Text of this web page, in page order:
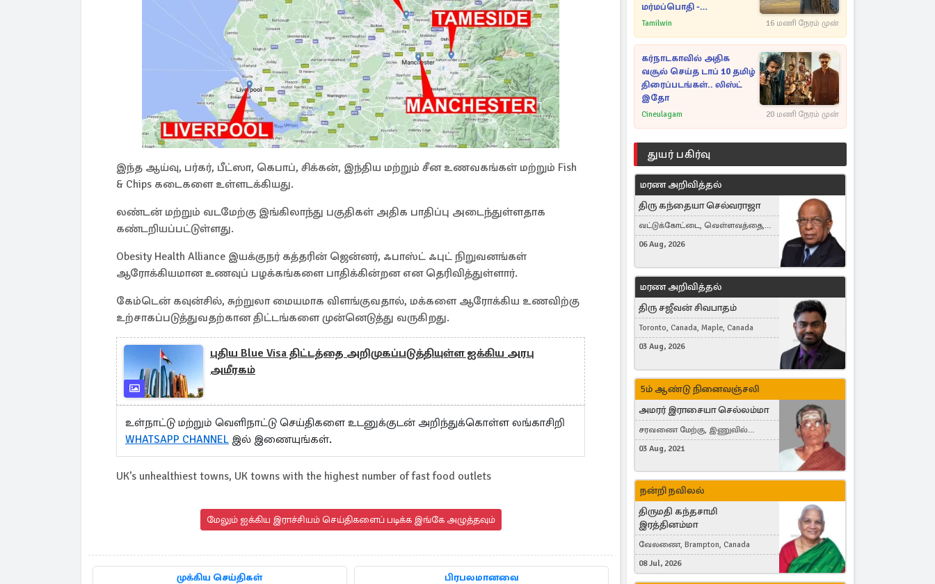
இந்த ஆய்வு, பர்கர், பீட்ஸா, கெபாப், சிக்கன், இந்திய மற்றும் சீன உணவகங்கள் மற்றும் Fish
& Chips கடைகளை உள்ளடக்கியது.
லண்டன் மற்றும் வடமேற்கு இங்கிலாந்து பகுதிகள் அதிக பாதிப்பு அடைந்துள்ளதாக
கண்டறியப்பட்டுள்ளது.
Obesity Health Alliance இயக்குநர் கத்தரின் ஜென்னர், ஃபாஸ்ட் ஃபுட் நிறுவனங்கள்
ஆரோக்கியமான உணவுப் பழக்கங்களை பாதிக்கின்றன என தெரிவித்துள்ளார்.
கேம்டென் கவுன்சில், சுற்றுலா மையமாக விளங்குவதால், மக்களை ஆரோக்கிய உணவிற்கு
உற்சாகப்படுத்துவதற்கான திட்டங்களை முன்னெடுத்து வருகிறது.
புதிய Blue Visa திட்டத்தை அறிமுகப்படுத்தியுள்ள ஐக்கிய அரபு
அமீரகம்
உள்நாட்டு மற்றும் வெளிநாட்டு செய்திகளை உடனுக்குடன் அறிந்துக்கொள்ள லங்காசிறி
WHATSAPP CHANNEL இல் இணையுங்கள்.
UK’s unhealthiest towns, UK towns with the highest number of fast food outlets
மேலும் ஐக்கிய இராச்சியம் செய்திகளைப் படிக்க இங்கே அழுத்தவும்
முக்கிய செய்திகள் பிரபலமானவை
மர்மப்பொதி -
பின்னணியில் வெளியான
Tamilwin 16 மணி நேரம் முன்
கர்நாடகாவில் அதிக
வசூல் செய்த டாப் 10 தமிழ்
திரைப்படங்கள்.. லிஸ்ட்
இதோ
Cineulagam 20 மணி நேரம் முன்
துயர் பகிர்வு
மரண அறிவித்தல்
திரு கந்தையா செல்வராஜா
வட்டுக்கோட்டை, வெள்ளவத்தை,
Toronto, Canada
06 Aug, 2026
மரண அறிவித்தல்
திரு சஜீவன் சிவபாதம்
Toronto, Canada, Maple, Canada
03 Aug, 2026
5ம் ஆண்டு நினைவஞ்சலி
அமரர் இராசையா செல்லம்மா
சரவணை மேற்கு, இணுவில்
கிழக்கு
03 Aug, 2021
நன்றி நவிலல்
திருமதி கந்தசாமி
இரத்தினம்மா
வேலணை, Brampton, Canada
08 Jul, 2026